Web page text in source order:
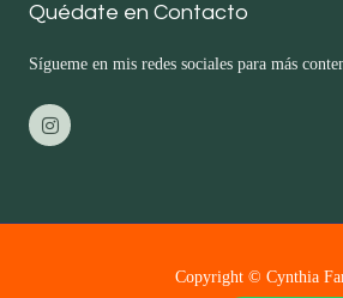
Quédate en Contacto
Sígueme en mis redes sociales para más
I
n
s
r
Copyright © Cynthia